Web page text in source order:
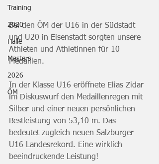
Training
2020
Halle
Masters
2026
ÖM
Bei den ÖM der U16 in der Südstadt
und U20 in Eisenstadt sorgten unsere
Athleten und Athletinnen für 10
Medaillen.
In der Klasse U16 eröffnete Elias Zidar
im Diskuswurf den Medaillenregen mit
Silber und einer neuen persönlichen
Bestleistung von 53,10 m. Das
bedeutet zugleich neuen Salzburger
U16 Landesrekord. Eine wirklich
beeindruckende Leistung!